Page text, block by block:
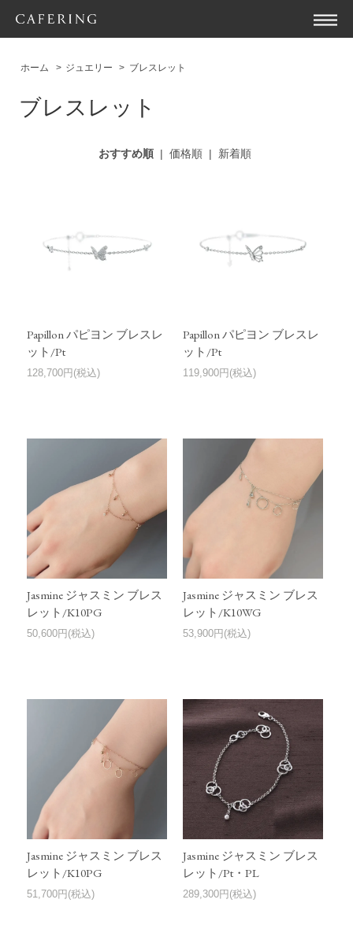
ホーム > ジュエリー > ブレスレット
ブレスレット
おすすめ順| 価格順| 新着順
Papillon パピヨン ブレスレ
ット/Pt
128,700円(税込)
Papillon パピヨン ブレスレ
ット/Pt
119,900円(税込)
Jasmine ジャスミン ブレス
レット/K10PG
50,600円(税込)
Jasmine ジャスミン ブレス
レット/K10WG
53,900円(税込)
Jasmine ジャスミン ブレス
レット/K10PG
51,700円(税込)
Jasmine ジャスミン ブレス
レット/Pt・PL
289,300円(税込)